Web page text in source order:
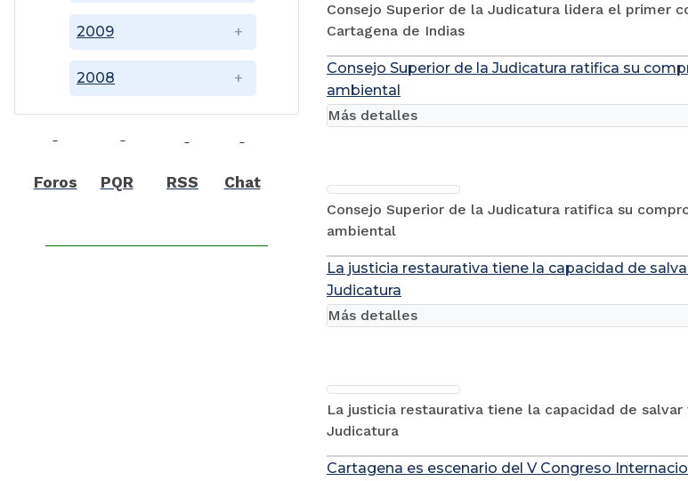
2008
2009
Foros PQR RSS Chat
Consejo Superior de la Judicatura lidera el primer
Cartagena de Indias
Consejo Superior de la Judicatura ratifica su
ambiental
Consejo Superior de la Judicatura ratifica su
ambiental
Más detalles
La justicia restaurativa tiene la capacidad de
Judicatura
La justicia restaurativa tiene la capacidad de
Judicatura
Más detalles
Cartagena es escenario del V Congreso